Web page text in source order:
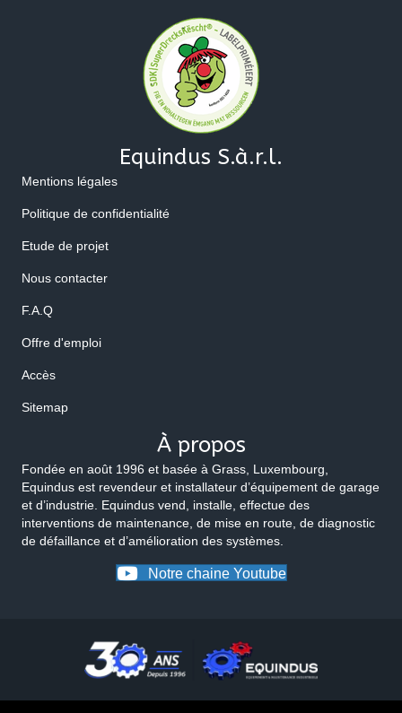
Equindus S.à.r.l.
Mentions légales
Politique de confidentialité
Etude de projet
Nous contacter
F.A.Q
Offre d'emploi
Accès
Sitemap
À propos
Fondée en août 1996 et basée à Grass, Luxembourg,
Equindus est revendeur et installateur d’équipement de garage
et d’industrie. Equindus vend, installe, effectue des
interventions de maintenance, de mise en route, de diagnostic
de défaillance et d’amélioration des systèmes.
Notre chaine Youtube